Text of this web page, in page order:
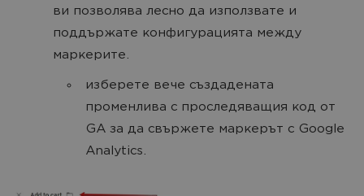
ви позволява лесно да използвате и
поддържате конфигурацията между
маркерите.
изберете вече създадената
променлива с проследяващия код от
GA за да свържете маркерът с Google
Analytics.